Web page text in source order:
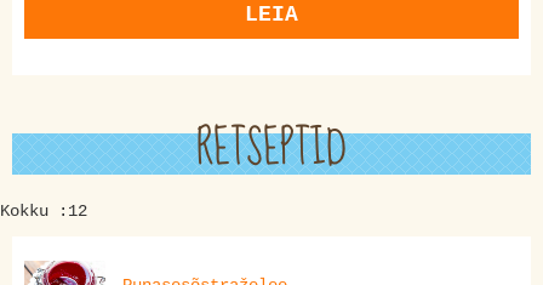
LEIA
RETSEPTID
Kokku :12